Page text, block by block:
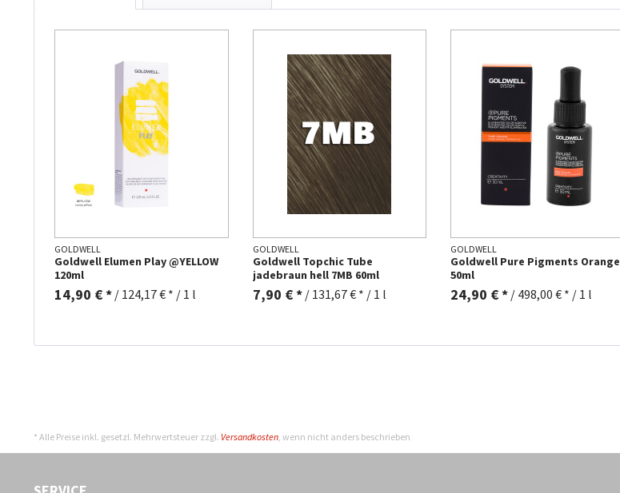
GOLDWELL
Goldwell Elumen Play @YELLOW
120ml
14,90 € * / 124,17 € * / 1 l
GOLDWELL
Goldwell Topchic Tube
jadebraun hell 7MB 60ml
7,90 € * / 131,67 € * / 1 l
GOLDWELL
Goldwell Pure Pigments Orange
50ml
24,90 € * / 498,00 € * / 1 l
* Alle Preise inkl. gesetzl. Mehrwertsteuer zzgl. Versandkosten, wenn nicht anders beschrieben